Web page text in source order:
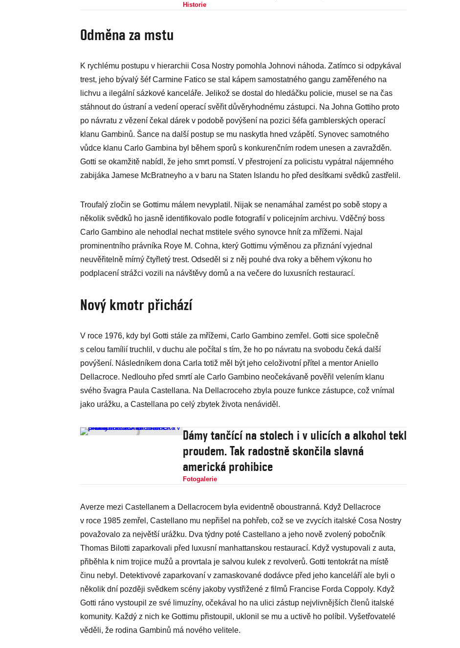
Historie
Odměna za mstu
K rychlému postupu v hierarchii Cosa Nostry pomohla Johnovi náhoda. Zatímco si odpykával
trest, jeho bývalý šéf Carmine Fatico se stal kápem samostatného gangu zaměřeného na
lichvu a ilegální sázkové kanceláře. Jelikož se dostal do hledáčku policie, musel se na čas
stáhnout do ústraní a vedení operací svěřit důvěryhodnému zástupci. Na Johna Gottiho proto
po návratu z vězení čekal dárek v podobě povýšení na pozici šéfa gamblerských operací
klanu Gambinů. Šance na další postup se mu naskytla hned vzápětí. Synovec samotného
vůdce klanu Carlo Gambina byl během sporů s konkurenčním rodem unesen a zavražděn.
Gotti se okamžitě nabídl, že jeho smrt pomstí. V přestrojení za policistu vypátral nájemného
zabijáka Jamese McBratneyho a v baru na Staten Islandu ho před desítkami svědků zastřelil.
Troufalý zločin se Gottimu málem nevyplatil. Nijak se nenamáhal zamést po sobě stopy a
několik svědků ho jasně identifikovalo podle fotografií v policejním archivu. Vděčný boss
Carlo Gambino ale nehodlal nechat mstitele svého synovce hnít za mřížemi. Najal
prominentního právníka Roye M. Cohna, který Gottimu výměnou za přiznání vyjednal
neuvěřitelně mírný čtyřletý trest. Odseděl si z něj pouhé dva roky a během výkonu ho
podplacení strážci vozili na návštěvy domů a na večere do luxusních restaurací.
Nový kmotr přichází
V roce 1976, kdy byl Gotti stále za mřížemi, Carlo Gambino zemřel. Gotti sice společně
s celou famílií truchlil, v duchu ale počítal s tím, že ho po návratu na svobodu čeká další
povýšení. Následníkem dona Carla totiž měl být jeho celoživotní přítel a mentor Aniello
Dellacroce. Nedlouho před smrtí ale Carlo Gambino neočekávaně pověřil velením klanu
svého švagra Paula Castellana. Na Dellacroceho zbyla pouze funkce zástupce, což vnímal
jako urážku, a Castellana po celý zbytek života nenáviděl.
Dámy tančící na stolech i v ulicích a alkohol tekl
proudem. Tak radostně skončila slavná
americká prohibice
Fotogalerie
Averze mezi Castellanem a Dellacrocem byla evidentně oboustranná. Když Dellacroce
v roce 1985 zemřel, Castellano mu nepřišel na pohřeb, což se ve zvycích italské Cosa Nostry
považovalo za největší urážku. Dva týdny poté Castellano a jeho nově zvolený pobočník
Thomas Bilotti zaparkovali před luxusní manhattanskou restaurací. Když vystupovali z auta,
přiběhla k nim trojice mužů a provrtala je salvou kulek z revolverů. Gotti tentokrát na místě
činu nebyl. Detektivové zaparkovaní v zamaskované dodávce před jeho kanceláří ale byli o
několik dní později svědkem scény jakoby vystřižené z filmů Francise Forda Coppoly. Když
Gotti ráno vystoupil ze své limuzíny, očekával ho na ulici zástup nejvlivnějších členů italské
komunity. Každý z nich ke Gottimu přistoupil, uklonil se mu a uctivě ho políbil. Vyšetřovatelé
věděli, že rodina Gambinů má nového velitele.